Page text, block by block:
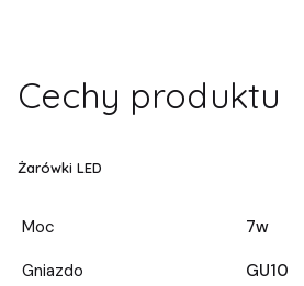
Cechy produktu
Żarówki LED
Moc
7w
Gniazdo
GU10